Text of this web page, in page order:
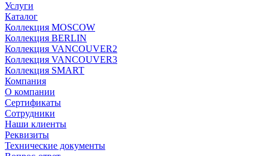
Услуги
Каталог
Коллекция MOSCOW
Коллекция BERLIN
Коллекция VANCOUVER2
Коллекция VANCOUVER3
Коллекция SMART
Компания
О компании
Сертификаты
Сотрудники
Наши клиенты
Реквизиты
Технические документы